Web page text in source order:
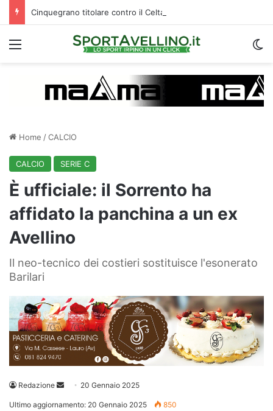
Menu
Home /CALCIO
CALCIO SERIE C
È ufficiale: il Sorrento ha
affidato la panchina a un ex
Avellino
Il neo-tecnico dei costieri sostituisce l'esonerato
Barilari
Redazione
Invia 20 Gennaio 2025
Ultimo aggiornamento: 20 Gennaio 2025 850